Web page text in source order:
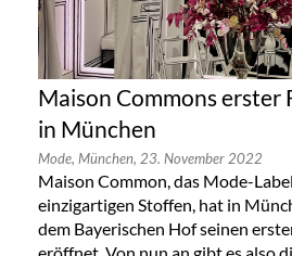
Maison Commons erster
in München
Mode, München, 23. November 2022
Maison Common, das Mode-
einzigartigen Stoffen, hat in
dem Bayerischen Hof seinen